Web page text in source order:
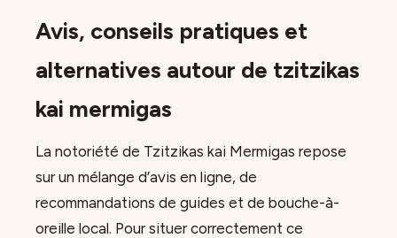
Avis, conseils pratiques et
alternatives autour de tzitzikas
kai mermigas
La notoriété de Tzitzikas kai Mermigas repose
sur un mélange d’avis en ligne, de
recommandations de guides et de bouche-à-
oreille local. Pour situer correctement ce